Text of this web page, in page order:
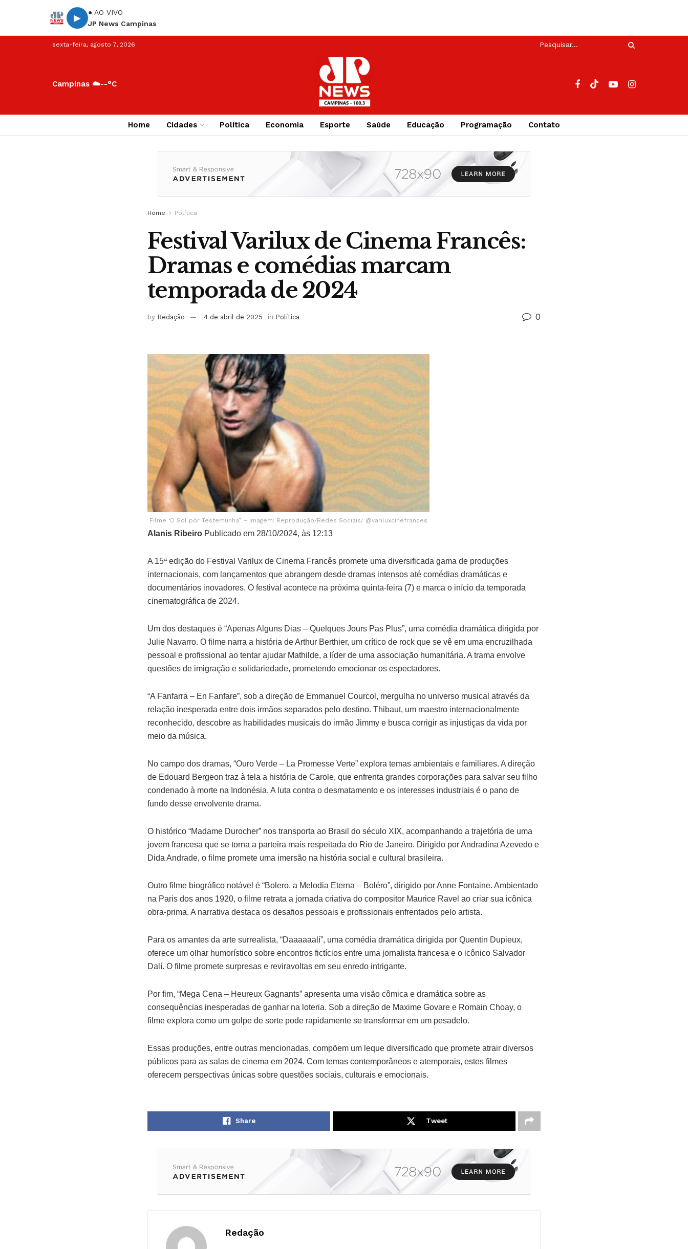
▶
● AO VIVO
JP News Campinas
sexta-feira, agosto 7, 2026
Campinas ☁️--°C
Home Cidades Política Economia Esporte Saúde Educação Programação Contato
Home Política
Festival Varilux de Cinema Francês:
Dramas e comédias marcam
temporada de 2024
by Redação 4 de abril de 2025 in Política 0
Filme ‘O Sol por Testemunha” – Imagem: Reprodução/Redes Sociais/ @variluxcinefrances
Alanis Ribeiro Publicado em 28/10/2024, às 12:13
A 15ª edição do Festival Varilux de Cinema Francês promete uma diversificada gama de produções
internacionais, com lançamentos que abrangem desde dramas intensos até comédias dramáticas e
documentários inovadores. O festival acontece na próxima quinta-feira (7) e marca o início da temporada
cinematográfica de 2024.
Um dos destaques é “Apenas Alguns Dias – Quelques Jours Pas Plus”, uma comédia dramática dirigida por
Julie Navarro. O filme narra a história de Arthur Berthier, um crítico de rock que se vê em uma encruzilhada
pessoal e profissional ao tentar ajudar Mathilde, a líder de uma associação humanitária. A trama envolve
questões de imigração e solidariedade, prometendo emocionar os espectadores.
“A Fanfarra – En Fanfare”, sob a direção de Emmanuel Courcol, mergulha no universo musical através da
relação inesperada entre dois irmãos separados pelo destino. Thibaut, um maestro internacionalmente
reconhecido, descobre as habilidades musicais do irmão Jimmy e busca corrigir as injustiças da vida por
meio da música.
No campo dos dramas, “Ouro Verde – La Promesse Verte” explora temas ambientais e familiares. A direção
de Edouard Bergeon traz à tela a história de Carole, que enfrenta grandes corporações para salvar seu filho
condenado à morte na Indonésia. A luta contra o desmatamento e os interesses industriais é o pano de
fundo desse envolvente drama.
O histórico “Madame Durocher” nos transporta ao Brasil do século XIX, acompanhando a trajetória de uma
jovem francesa que se torna a parteira mais respeitada do Rio de Janeiro. Dirigido por Andradina Azevedo e
Dida Andrade, o filme promete uma imersão na história social e cultural brasileira.
Outro filme biográfico notável é “Bolero, a Melodia Eterna – Boléro”, dirigido por Anne Fontaine. Ambientado
na Paris dos anos 1920, o filme retrata a jornada criativa do compositor Maurice Ravel ao criar sua icônica
obra-prima. A narrativa destaca os desafios pessoais e profissionais enfrentados pelo artista.
Para os amantes da arte surrealista, “Daaaaaalí”, uma comédia dramática dirigida por Quentin Dupieux,
oferece um olhar humorístico sobre encontros fictícios entre uma jornalista francesa e o icônico Salvador
Dalí. O filme promete surpresas e reviravoltas em seu enredo intrigante.
Por fim, “Mega Cena – Heureux Gagnants” apresenta uma visão cômica e dramática sobre as
consequências inesperadas de ganhar na loteria. Sob a direção de Maxime Govare e Romain Choay, o
filme explora como um golpe de sorte pode rapidamente se transformar em um pesadelo.
Essas produções, entre outras mencionadas, compõem um leque diversificado que promete atrair diversos
públicos para as salas de cinema em 2024. Com temas contemporâneos e atemporais, estes filmes
oferecem perspectivas únicas sobre questões sociais, culturais e emocionais.
Share Tweet
Redação